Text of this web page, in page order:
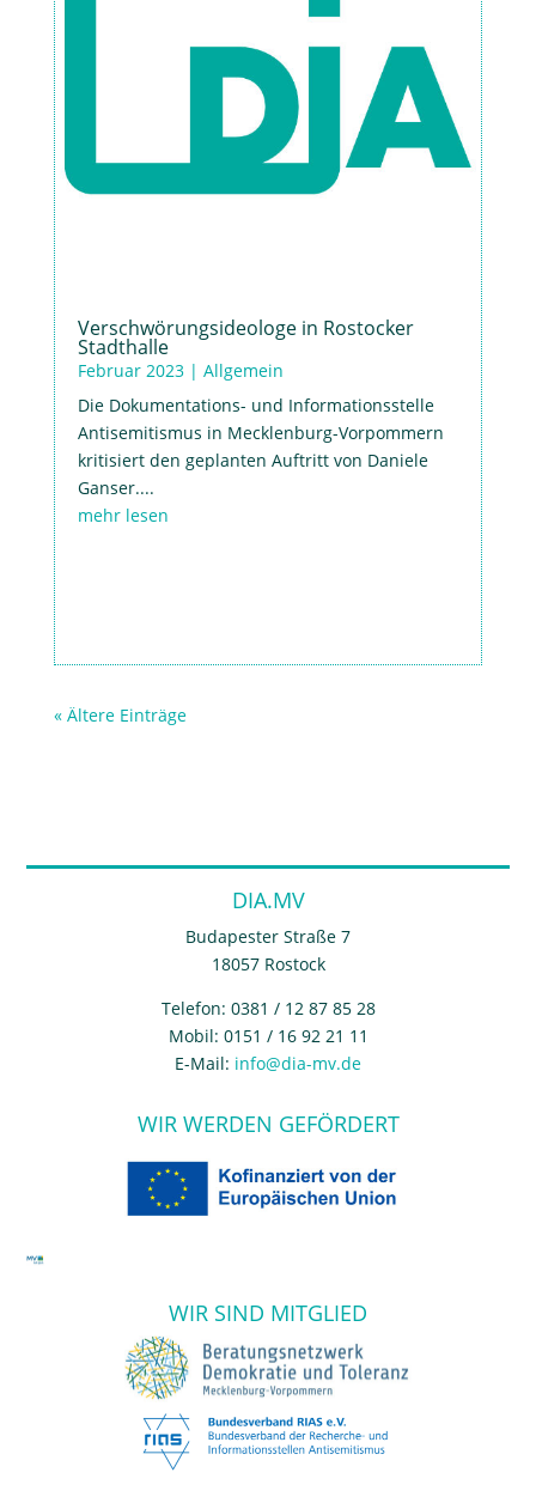
Verschwörungsideologe in Rostocker
Stadthalle
Februar 2023| Allgemein
Die Dokumentations- und Informationsstelle
Antisemitismus in Mecklenburg-Vorpommern
kritisiert den geplanten Auftritt von Daniele
Ganser....
mehr lesen
« Ältere Einträge
DIA.MV
Budapester Straße 7
18057 Rostock
Telefon: 0381 / 12 87 85 28
Mobil: 0151 / 16 92 21 11
E-Mail: info@dia-mv.de
WIR WERDEN GEFÖRDERT
WIR SIND MITGLIED